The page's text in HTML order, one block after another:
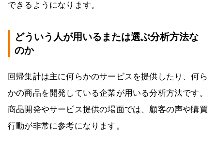
できるようになります。
どういう人が用いるまたは選ぶ分析方法な
のか
回帰集計は主に何らかのサービスを提供したり、何ら
かの商品を開発している企業が用いる分析方法です。
商品開発やサービス提供の場面では、顧客の声や購買
行動が非常に参考になります。